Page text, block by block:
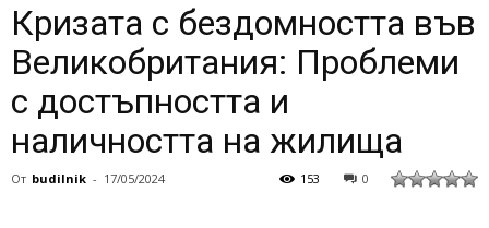
Кризата с бездомността във
Великобритания: Проблеми
с достъпността и
наличността на жилища
От budilnik - 17/05/2024 0
153